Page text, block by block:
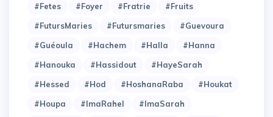
#Fetes
#Foyer #Fratrie
#Fruits
#FutursMaries
#Futursmaries
#Guevoura
#Guéoula
#Hachem #Halla
#Hanna
#Hanouka
#Hassidout
#HayeSarah
#Hessed
#Hod #HoshanaRaba
#Houkat
#Houpa
#ImaRahel
#ImaSarah